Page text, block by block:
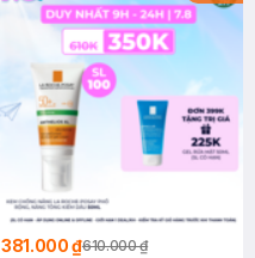
381.000 ₫610.000 ₫